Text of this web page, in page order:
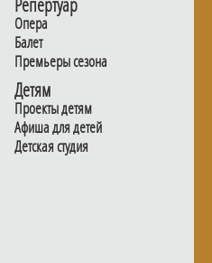
Репертуар
Опера
Балет
Премьеры сезона
Детям
Проекты детям
Афиша для детей
Детская студия